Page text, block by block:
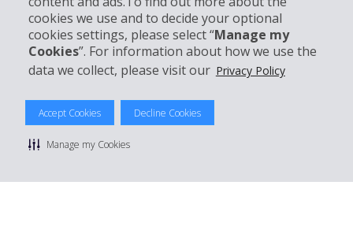
cookies we use and to decide your optional
cookies settings, please select “Manage my
Cookies”. For information about how we use the
data we collect, please visit our Privacy Policy
Accept Cookies Decline Cookies
Manage my Cookies
Support client
Politique de confidentialité | Conditions d'utilisation du site |